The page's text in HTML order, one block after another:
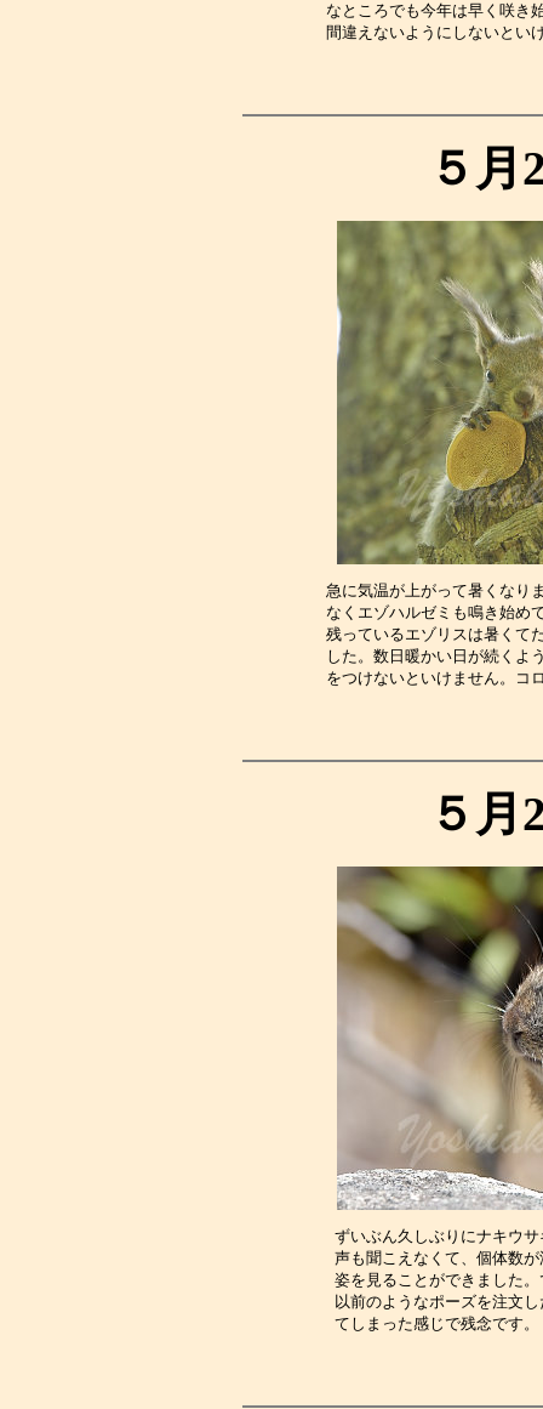
なところでも今年は早く咲き
間違えないよう
５月
急に気温が上がって暑くなり
なくエゾハルゼミも鳴き始め
残っているエゾリスは暑くて
した。数日暖かい日が続くよ
をつけないといけません。
５月
ずいぶん久しぶりにナキウ
声も聞こえなくて、個体数
姿を見ることができました
以前のようなポーズを注文
てしまった